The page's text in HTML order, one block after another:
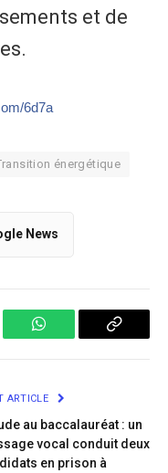
et de
6d7a
énergétique
News
WhatsApp Copy
ARTICLE
au baccalauréat : un
vocal conduit deux
en prison à